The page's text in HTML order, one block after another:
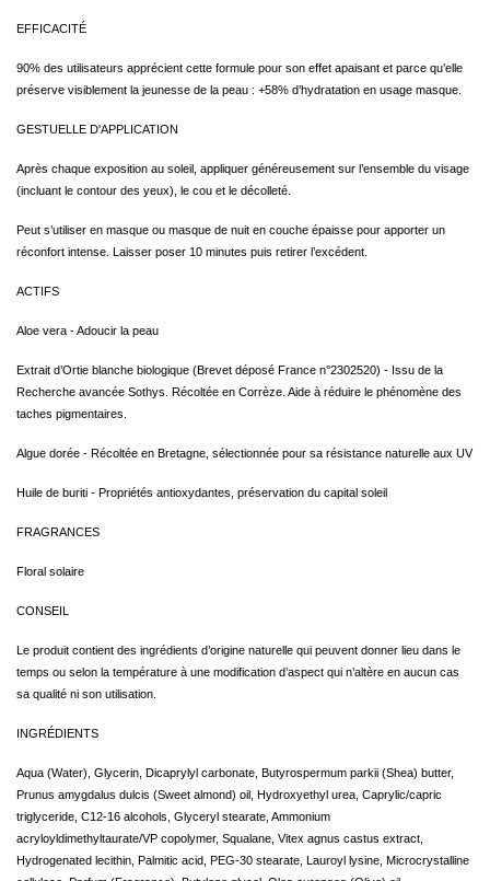
EFFICACITÉ
90% des utilisateurs apprécient cette formule pour son effet apaisant et parce qu’elle
préserve visiblement la jeunesse de la peau : +58% d’hydratation en usage masque.
GESTUELLE D'APPLICATION
Après chaque exposition au soleil, appliquer généreusement sur l’ensemble du visage
(incluant le contour des yeux), le cou et le décolleté.
Peut s’utiliser en masque ou masque de nuit en couche épaisse pour apporter un
réconfort intense. Laisser poser 10 minutes puis retirer l’excédent.
ACTIFS
Aloe vera - Adoucir la peau
Extrait d’Ortie blanche biologique (Brevet déposé France n°2302520) - Issu de la
Recherche avancée Sothys. Récoltée en Corrèze. Aide à réduire le phénomène des
taches pigmentaires.
Algue dorée - Récoltée en Bretagne, sélectionnée pour sa résistance naturelle aux UV
Huile de buriti - Propriétés antioxydantes, préservation du capital soleil
FRAGRANCES
Floral solaire
CONSEIL
Le produit contient des ingrédients d’origine naturelle qui peuvent donner lieu dans le
temps ou selon la température à une modification d’aspect qui n’altère en aucun cas
sa qualité ni son utilisation.
INGRÉDIENTS
Aqua (Water), Glycerin, Dicaprylyl carbonate, Butyrospermum parkii (Shea) butter,
Prunus amygdalus dulcis (Sweet almond) oil, Hydroxyethyl urea, Caprylic/capric
triglyceride, C12-16 alcohols, Glyceryl stearate, Ammonium
acryloyldimethyltaurate/VP copolymer, Squalane, Vitex agnus castus extract,
Hydrogenated lecithin, Palmitic acid, PEG-30 stearate, Lauroyl lysine, Microcrystalline